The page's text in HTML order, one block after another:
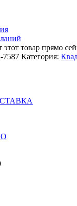
этот товар прямо
7587 Категория: